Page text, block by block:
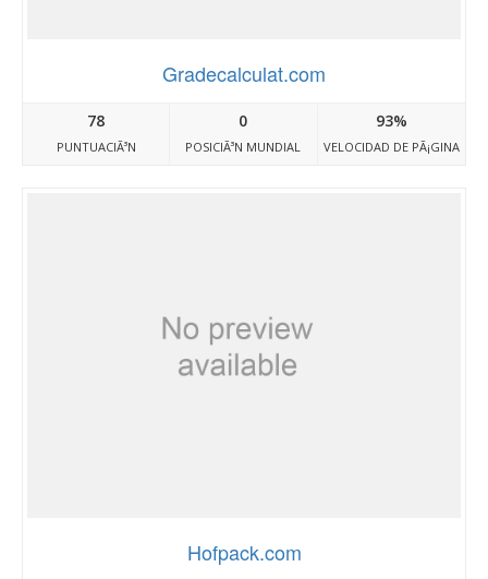
Gradecalculat.com
78
PUNTUACIÃ³N
0
POSICIÃ³N MUNDIAL
93%
VELOCIDAD DE PÃ¡GINA
Hofpack.com